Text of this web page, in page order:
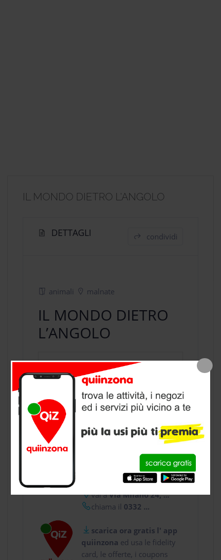
IL MONDO DIETRO L’ANGOLO
DETTAGLI condividi
animali malnate
IL MONDO DIETRO
L’ANGOLO
negozio animalia Malnate, provincia
di Varese
CONTATTI
usa gratis quiinzona e :
vai aVia Milano 24, ...
chiama il 0332 ...
scarica ora gratis l' app
quiinzona ed usa le fidelity
card, le offerte, i coupons